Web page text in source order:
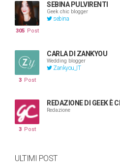
SEBINA PULVIRENTI
Geek chic blogger
sebina
305 Post
CARLA DI ZANKYOU
Wedding blogger
Zankyou_IT
3 Post
REDAZIONE DI GEEK È
Redazione
3 Post
ULTIMI POST